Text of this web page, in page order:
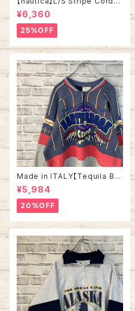
oy Shirt L 90s ノーティカ スト
ライプ コーデュロイ シャツ ボタ
ンダウン 長袖 ワンポイントロゴ
刺繍ロゴ 旧タグ USA アメリカ
古着
¥6,360
25%OFF
Made in ITALY【Tequila Bo
om】L/S Sweat/Trainer XL 9
0s ハーフジップスウェット トレ
ーナー マルチカラー レーシング
イタリア製 Euro ユーロ 古着
¥5,984
20%OFF